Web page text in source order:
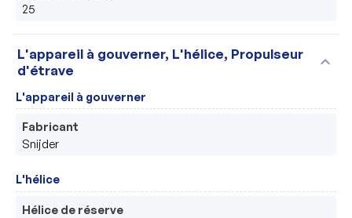
25
L'appareil à gouverner, L'hélice, Propulseur
d'étrave
expand_more
L'appareil à gouverner
Fabricant
Snijder
L'hélice
Hélice de réserve